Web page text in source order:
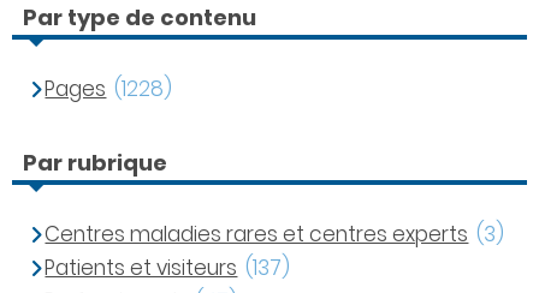
Par type de contenu
Pages (1228)
Par rubrique
Centres maladies rares et centres experts (3)
Patients et visiteurs (137)